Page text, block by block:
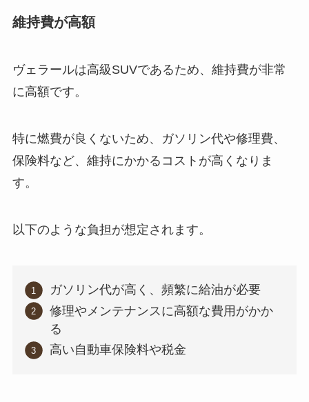
維持費が高額
ヴェラールは高級SUVであるため、維持費が非常
に高額です。
特に燃費が良くないため、ガソリン代や修理費、
保険料など、維持にかかるコストが高くなりま
す。
以下のような負担が想定されます。
ガソリン代が高く、頻繁に給油が必要
修理やメンテナンスに高額な費用がかか
る
高い自動車保険料や税金